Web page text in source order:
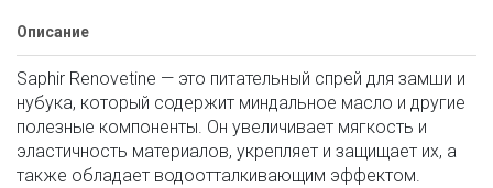
Описание
Saphir Renovetine — это питательный спрей для замши и
нубука, который содержит миндальное масло и другие
полезные компоненты. Он увеличивает мягкость и
эластичность материалов, укрепляет и защищает их, а
также обладает водоотталкивающим эффектом.